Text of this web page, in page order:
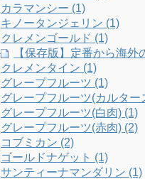
カラマンシー (1)
キノータンジェリン (1)
クレメンゴールド (1)
【保存版】定番から海
クレメンタイン (1)
グレープフルーツ (1)
グレープフルーツ(カルター
グレープフルーツ(白肉) (1)
グレープフルーツ(赤肉) (2)
コブミカン (2)
ゴールドナゲット (1)
サンティーナマンダリン (1)